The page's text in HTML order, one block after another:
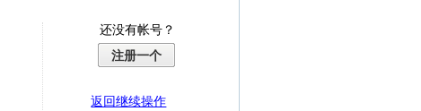
还没有帐号？
注册一个
返回继续操作